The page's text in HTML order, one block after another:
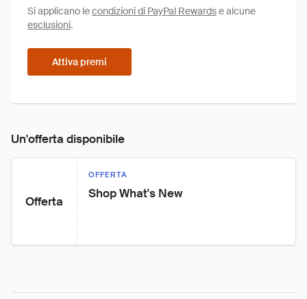
Si applicano lecondizioni di PayPal Rewardse alcune
esclusioni.
Attiva premi
Un'offerta disponibile
Offerta
OFFERTA
Shop What's New